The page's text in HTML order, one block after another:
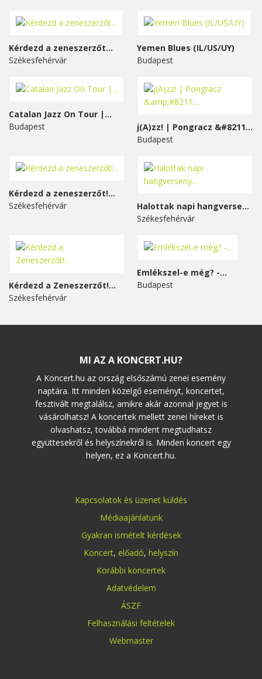
Kérdezd a zeneszerzőt...
Székesfehérvár
Yemen Blues (IL/US/UY)
Budapest
Catalan Jazz On Tour |...
Budapest
j(A)zz! | Pongracz &#8211;...
Budapest
Kérdezd a zeneszerzőt!...
Székesfehérvár
Halottak napi hangverseny...
Székesfehérvár
Kérdezd a Zeneszerzőt!...
Székesfehérvár
Emlékszel-e még? -...
Budapest
MI AZ A KONCERT.HU?
A Koncert.hu az ország elsőszámú zenei esemény
naptára. Itt minden közelgő eseményt, koncertet,
fesztivált megtalálsz, amikre akár azonnal jegyet is
vásárolhatsz! A koncertek mellett zenei híreket is
olvashatsz, továbbá mindent megtudhatsz
együttesekről és helyszínekről is. Minden koncert egy
helyen, ez a Koncert.hu.
Kapcsolatok és üzenet küldés
Médiaajánlatunk
Gyakran ismételt kérdések
Koncert, előadó, helyszín
Korábbi koncertek
Adatvédelem
ÁSZF
Felhasználási feltételek
Webmaster